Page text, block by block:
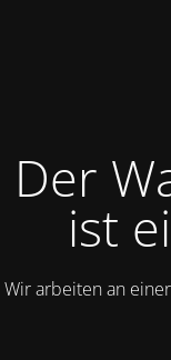
Der
ist
Wir arbeiten an